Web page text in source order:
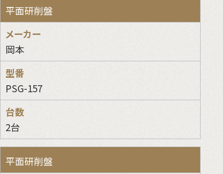
平面研削盤
岡本
PSG-157
2台
平面研削盤